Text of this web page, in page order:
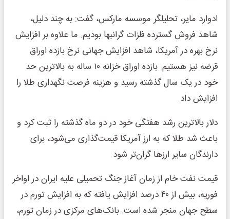
ادوارد مایر، تحلیلگر موسسه مارکس، گفت: به چند دلیل،
شاهد فروش گسترده فلزات گرانبها بودیم. ما علاوه بر افزایش
نرخ بهره در آمریکا، شاهد افزایش جهانی نرخ بازده اوراق
قرضه نیز هستیم. بازده اوراق خزانه ۱۰ ساله به بالاترین حد
خود در یک سال گذشته رسید و هزینه فرصت نگهداری طلا را
افزایش داد.
دلار بالاترین رشد هفتگی خود در دو ماه گذشته را ثبت کرد و
باعث شد طلا که به ارز آمریکا قیمت‌گذاری می‌شود، برای
دارندگان سایر ارزها گران‌تر شود.
قیمت نفت خام از زمان آغاز جنگ تحمیلی علیه ایران در اواخر
فوریه، بیش از ۴۰ درصد افزایش یافته که به افزایش تورم در
سطح جهان منجر شده است. بانک‌های مرکزی در زمان تورم،